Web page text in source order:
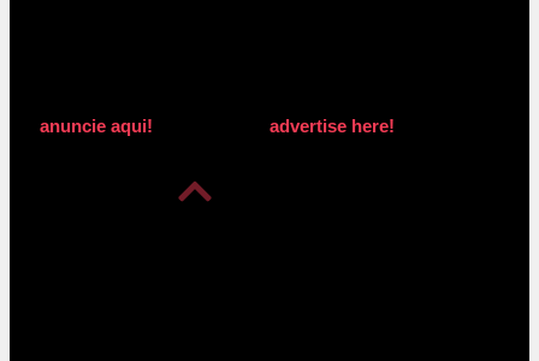
anuncie aqui! advertise here!